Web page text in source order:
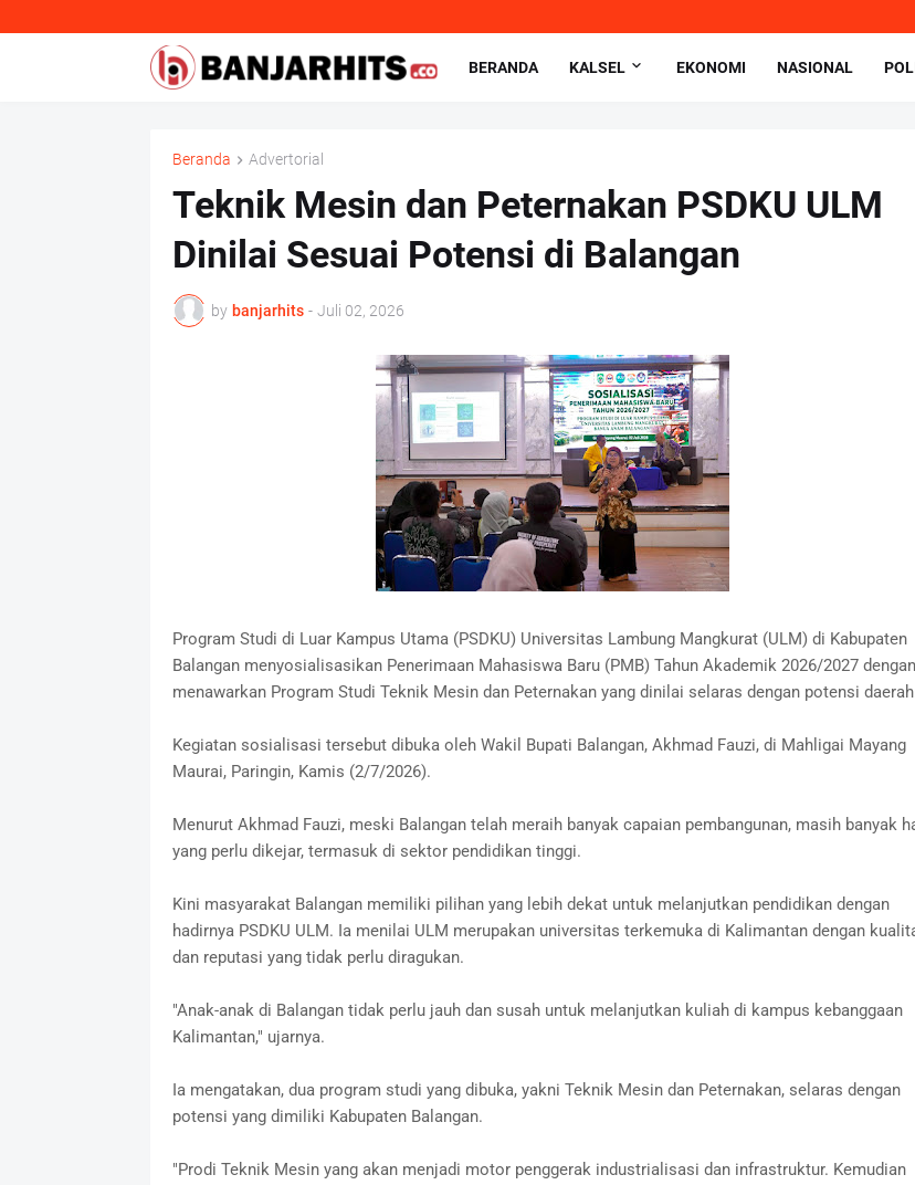
BERANDA KALSEL EKONOMI NASIONAL
Beranda Advertorial
Teknik Mesin dan Peternakan PSDKU ULM
Dinilai Sesuai Potensi di Balangan
by banjarhits - Juli 02, 2026
Program Studi di Luar Kampus Utama (PSDKU) Universitas Lambung Mangkurat (ULM) di Kabupaten
Balangan menyosialisasikan Penerimaan Mahasiswa Baru (PMB) Tahun Akademik 2026/2027 dengan
menawarkan Program Studi Teknik Mesin dan Peternakan yang dinilai selaras dengan potensi
Kegiatan sosialisasi tersebut dibuka oleh Wakil Bupati Balangan, Akhmad Fauzi, di Mahligai Mayang
Maurai, Paringin, Kamis (2/7/2026).
Menurut Akhmad Fauzi, meski Balangan telah meraih banyak capaian pembangunan, masih banyak
yang perlu dikejar, termasuk di sektor pendidikan tinggi.
Kini masyarakat Balangan memiliki pilihan yang lebih dekat untuk melanjutkan pendidikan dengan
hadirnya PSDKU ULM. Ia menilai ULM merupakan universitas terkemuka di Kalimantan dengan
dan reputasi yang tidak perlu diragukan.
"Anak-anak di Balangan tidak perlu jauh dan susah untuk melanjutkan kuliah di kampus kebanggaan
Kalimantan," ujarnya.
Ia mengatakan, dua program studi yang dibuka, yakni Teknik Mesin dan Peternakan, selaras dengan
potensi yang dimiliki Kabupaten Balangan.
"Prodi Teknik Mesin yang akan menjadi motor penggerak industrialisasi dan infrastruktur. Kemudian